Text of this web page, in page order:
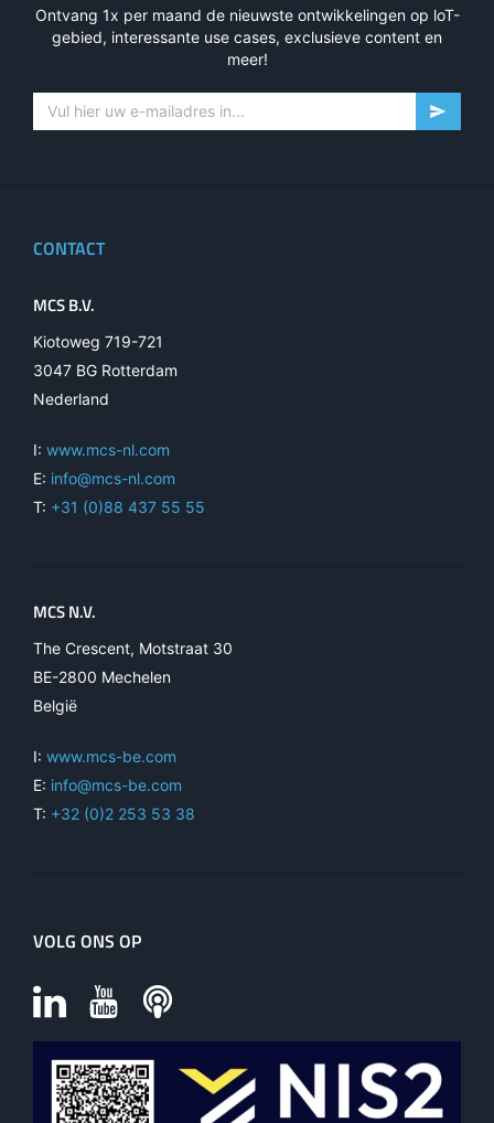
Ontvang 1x per maand de nieuwste ontwikkelingen op loT-
gebied, interessante use cases, exclusieve content en
meer!
CONTACT
MCS B.V.
Kiotoweg 719-721
3047 BG Rotterdam
Nederland
I: www.mcs-nl.com
E: info@mcs-nl.com
T: +31 (0)88 437 55 55
MCS N.V.
The Crescent, Motstraat 30
BE-2800 Mechelen
België
I: www.mcs-be.com
E: info@mcs-be.com
T: +32 (0)2 253 53 38
VOLG ONS OP